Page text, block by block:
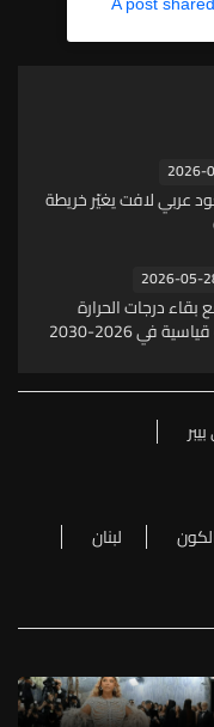
2026-
2026: صعود عربي لافت يغيّر خريطة
2026-05-
بقاء درجات الحرارة
في 2026-2030
لبنان